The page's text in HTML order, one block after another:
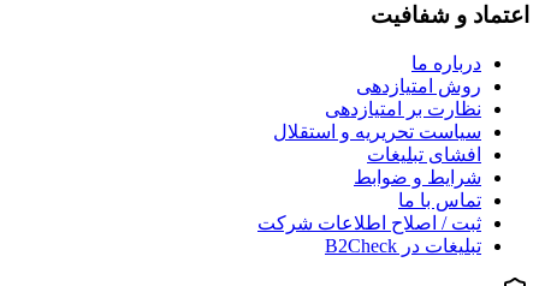
اعتماد و شفافیت
درباره ما
روش امتیازدهی
نظارت بر امتیازدهی
سیاست تحریریه و استقلال
افشای تبلیغات
شرایط و ضوابط
تماس با ما
ثبت / اصلاح اطلاعات شرکت
تبلیغات در B2Check